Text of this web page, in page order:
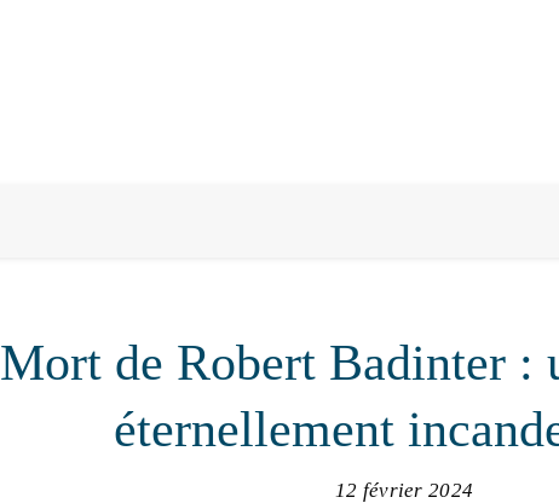
Mort de Robert Badinter :
éternellement
12 février 2024